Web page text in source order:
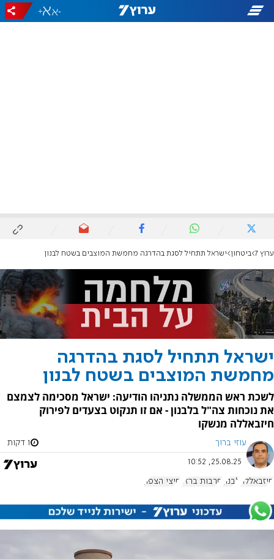
-
+
ערוץ 7 ביטחון ישראל תתחיל לסגת בהדרגה מחמשת המוצבים בשטח לבנון
ישראל תתחיל לסגת בהדרגה
מחמשת המוצבים בשטח לבנון
לשכת ראש הממשלה נתניהו הודיעה: ישראל מסכימה לצמצם
את נוכחות צה"ל בלבנון - אם זו תנקוט בצעדים לפירוק
חיזבאללה מנשקו
עוזי ברוך 1 דקות
25.08.25, 10:52
חיזבאללה לבנון חרבות ברזל חיצי הצפון